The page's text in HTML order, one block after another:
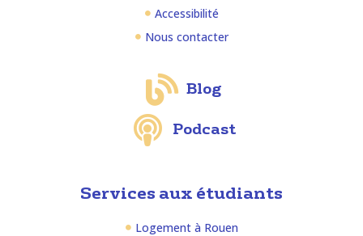
Services aux étudiants
Logement à Rouen
Accessibilité
Nous contacter
Blog
Podcast